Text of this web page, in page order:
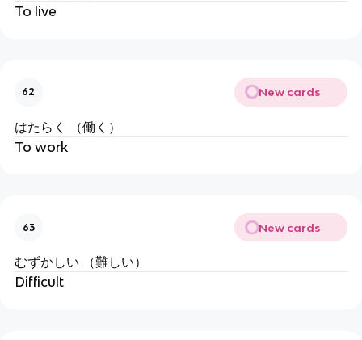
To live
62 New cards
はたらく （働く）
To work
63 New cards
むずかしい （難しい）
Difficult